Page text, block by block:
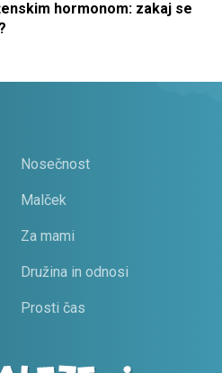
hormonom: zakaj se
Nosečnost
Malček
Za mami
Družina in odnosi
Prosti čas